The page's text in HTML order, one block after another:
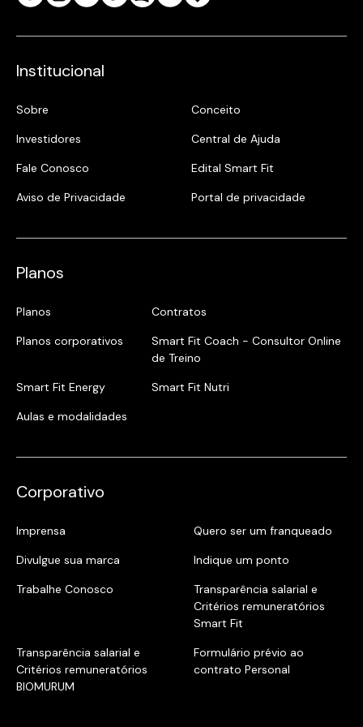
Institucional
Sobre
Conceito
Investidores
Central de Ajuda
Fale Conosco
Edital Smart Fit
Aviso de Privacidade
Portal de privacidade
Planos
Planos
Contratos
Planos corporativos
Smart Fit Coach - Consultor Online
de Treino
Smart Fit Energy
Smart Fit Nutri
Aulas e modalidades
Corporativo
Imprensa
Quero ser um franqueado
Divulgue sua marca
Indique um ponto
Trabalhe Conosco
Transparência salarial e
Critérios remuneratórios
Smart Fit
Transparência salarial e
Critérios remuneratórios
BIOMURUM
Formulário prévio ao
contrato Personal